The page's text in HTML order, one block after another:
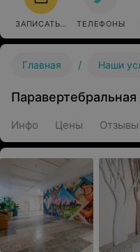
ЗАПИСАТЬСЯ ТЕЛЕФОНЫ
Главная / Наши
Инфо Цены Отзывы